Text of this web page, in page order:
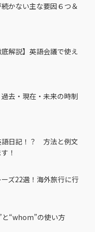
かない主な要因６つ＆
解説】英語会議で使え
去・現在・未来の時制
語日記！？ 方法と例文
！
ズ22選！海外旅行に行
“whom”の使い方